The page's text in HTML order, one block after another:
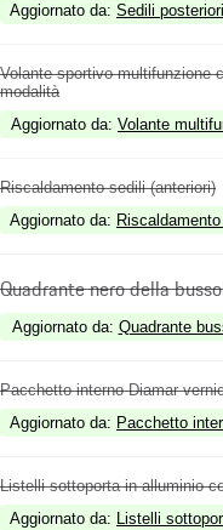
Aggiornato da: Sedili
Volante sportivo multifunzione
modalità
Aggiornato da: Volante
Riscaldamento sedili (anteriori)
Aggiornato da:
Quadrante nero della
Aggiornato da: Quadrante
Pacchetto interno Diamar
Aggiornato da: Pacchetto
Listelli sottoporta in alluminio
Aggiornato da: Listelli